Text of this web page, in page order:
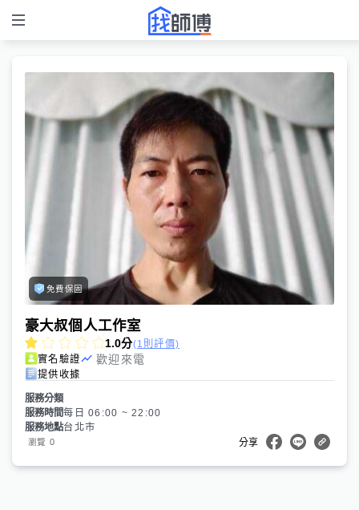
免費保固
豪大叔個人工作室
1.0分(1則評價)
實名驗證
歡迎來電
提供收據
服務分類
服務時間每日 06:00 ~ 22:00
服務地點台北市
瀏覽 0 分享